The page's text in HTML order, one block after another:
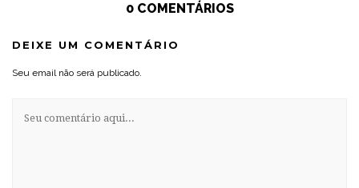
0 COMENTÁRIOS
DEIXE UM COMENTÁRIO
Seu email não será publicado.